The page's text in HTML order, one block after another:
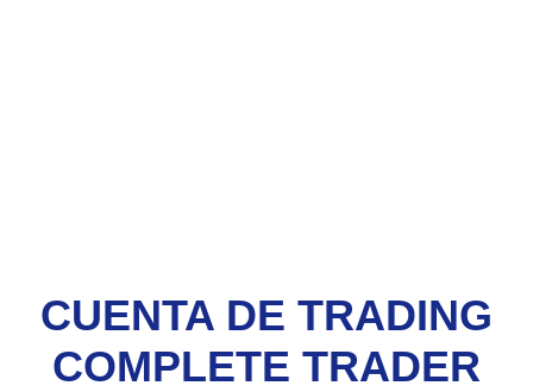
CUENTA DE TRADING
COMPLETE TRADER